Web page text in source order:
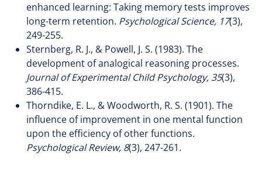
enhanced learning: Taking memory tests improves
long-term retention. Psychological Science, 17(3),
249-255.
Sternberg, R. J., & Powell, J. S. (1983). The
development of analogical reasoning processes.
Journal of Experimental Child Psychology, 35(3),
386-415.
Thorndike, E. L., & Woodworth, R. S. (1901). The
influence of improvement in one mental function
upon the efficiency of other functions.
Psychological Review, 8(3), 247-261.